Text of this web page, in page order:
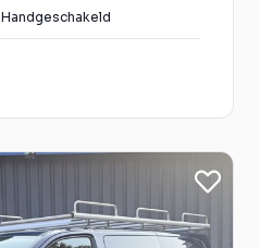
Handgeschakeld